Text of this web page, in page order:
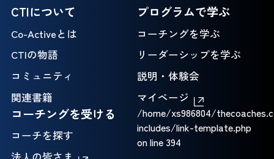
CTIについて
Co-Activeとは
CTIの物語
コミュニティ
関連書籍
プログラムで学ぶ
コーチングを学ぶ
リーダーシップを学ぶ
説明・体験会
マイページ
コーチングを受ける
コーチを探す
/home/xs986804/
includes/link-template.php
on line 394